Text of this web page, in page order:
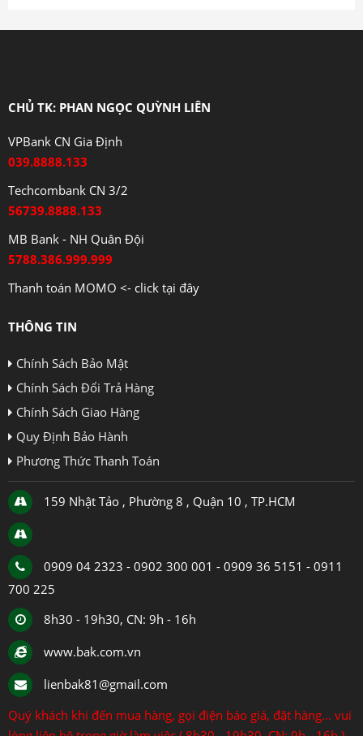
CHỦ TK: PHAN NGỌC QUỲNH LIÊN
VPBank CN Gia Định
039.8888.133
Techcombank CN 3/2
56739.8888.133
MB Bank - NH Quân Đội
5788.386.999.999
Thanh toán MOMO <- click tại đây
THÔNG TIN
Chính Sách Bảo Mật
Chính Sách Đổi Trả Hàng
Chính Sách Giao Hàng
Quy Định Bảo Hành
Phương Thức Thanh Toán
159 Nhật Tảo , Phường 8 , Quận 10 , TP.HCM
0909 04 2323 - 0902 300 001 - 0909 36 5151 - 0911
700 225
8h30 - 19h30, CN: 9h - 16h
www.bak.com.vn
lienbak81@gmail.com
Quý khách khi đến mua hàng, gọi điện báo giá, đặt hàng... vui